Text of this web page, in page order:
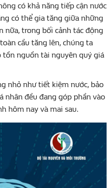
có khả năng tiếp cận nước
có thể gia tăng giữa những
nữa, trong bối cảnh tác động
cầu tăng lên, chúng ta
tồn nguồn tài nguyên quý giá
nhỏ như tiết kiệm nước, bảo
nhân đều đang góp phần vào
hôm nay và mai sau.